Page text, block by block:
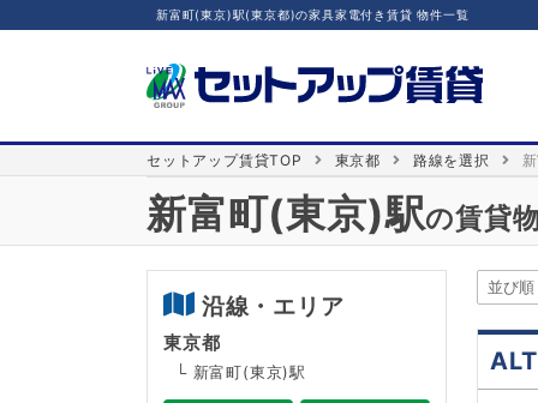
新富町(東京)駅(東京都)の家具家電付き賃貸 物件一覧
セットアップ賃貸TOP 東京都 路線を選択
新富町(東京)駅の賃貸
沿線・エリア
東京都
└ 新富町(東京)駅